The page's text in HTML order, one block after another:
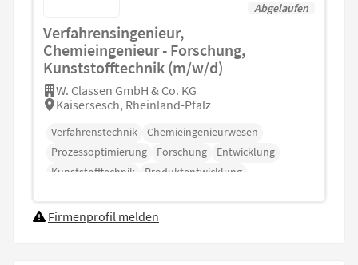
Abgelaufen
Verfahrensingenieur,
Chemieingenieur - Forschung,
Kunststofftechnik (m/w/d)
W. Classen GmbH & Co. KG
Kaisersesch, Rheinland-Pfalz
Verfahrenstechnik
Chemieingenieurwesen
Prozessoptimierung
Forschung
Entwicklung
Kunststofftechnik
Produktentwicklung
Firmenprofil melden